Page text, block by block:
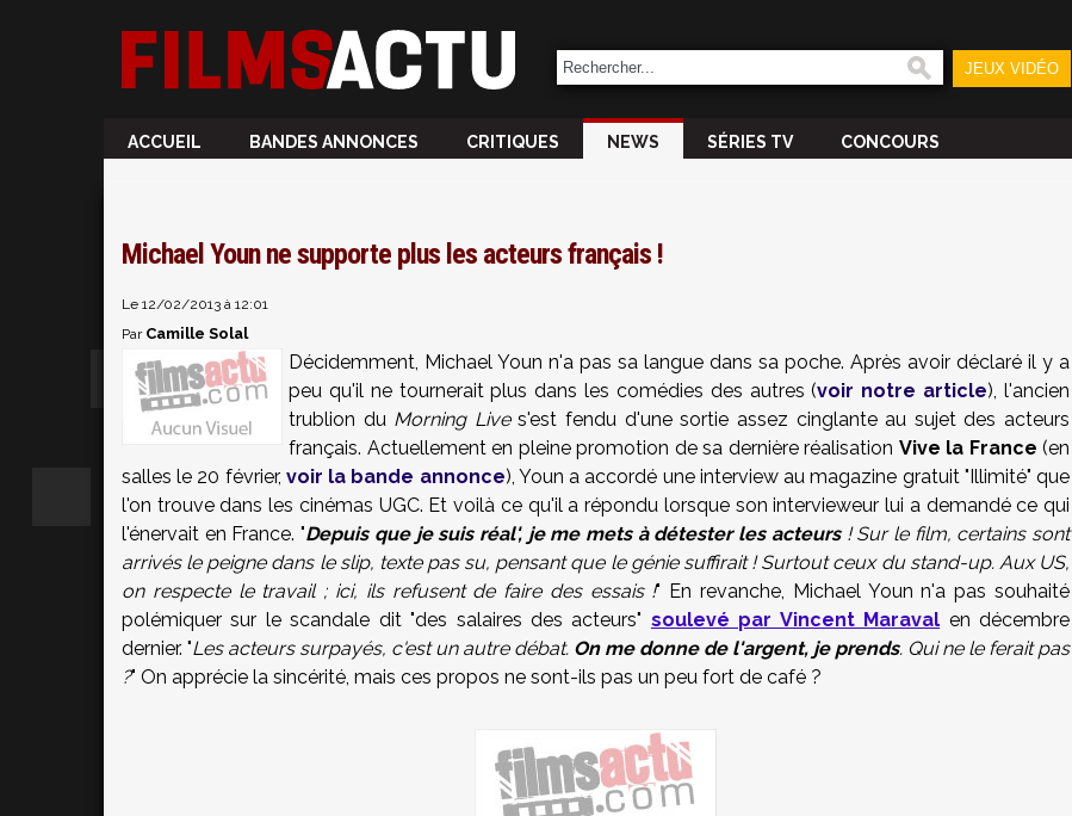
JEUX VIDÉO
ACCUEIL BANDES ANNONCES CRITIQUES NEWS SÉRIES TV CONCOURS
Michael Youn ne supporte plus les acteurs français !
Le 12/02/2013 à 12:01
Par Camille Solal
Décidemment, Michael Youn n'a pas sa langue dans sa poche. Après avoir déclaré il y a
peu qu'il ne tournerait plus dans les comédies des autres (voir notre article), l'ancien
trublion du Morning Lives'est fendu d'une sortie assez cinglante au sujet des acteurs
français. Actuellement en pleine promotion de sa dernière réalisation Vive la France (en
salles le 20 février, voir la bande annonce), Youn a accordé une interview au magazine gratuit "Illimité" que
l'on trouve dans les cinémas UGC. Et voilà ce qu'il a répondu lorsque son intervieweur lui a demandé ce qui
l'énervait en France. "Depuis que je suis réal', je me mets à détester les acteurs! Sur le film, certains sont
arrivés le peigne dans le slip, texte pas su, pensant que le génie suffirait ! Surtout ceux du stand-up. Aux US,
on respecte le travail ; ici, ils refusent de faire des essais !" En revanche, Michael Youn n'a pas souhaité
polémiquer sur le scandale dit "des salaires des acteurs" soulevé par Vincent Maraval en décembre
dernier. "Les acteurs surpayés, c'est un autre débat. On me donne de l'argent, je prends. Qui ne le ferait pas
?" On apprécie la sincérité, mais ces propos ne sont-ils pas un peu fort de café ?